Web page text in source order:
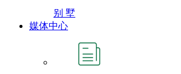
别 墅
媒体中心